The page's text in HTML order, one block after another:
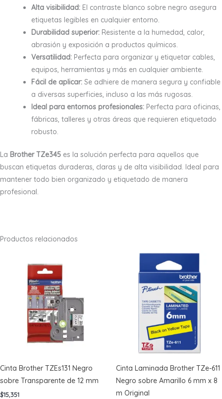
Alta visibilidad: El contraste blanco sobre negro asegura
etiquetas legibles en cualquier entorno.
Durabilidad superior: Resistente a la humedad, calor,
abrasión y exposición a productos químicos.
Versatilidad: Perfecta para organizar y etiquetar cables,
equipos, herramientas y más en cualquier ambiente.
Fácil de aplicar: Se adhiere de manera segura y confiable
a diversas superficies, incluso a las más rugosas.
Ideal para entornos profesionales: Perfecta para oficinas,
fábricas, talleres y otras áreas que requieren etiquetado
robusto.
La Brother TZe345 es la solución perfecta para aquellos que
buscan etiquetas duraderas, claras y de alta visibilidad. Ideal para
mantener todo bien organizado y etiquetado de manera
profesional.
Productos relacionados
Cinta Brother TZEs131 Negro
sobre Transparente de 12 mm
$15,351
Cinta Laminada Brother TZe-611
Negro sobre Amarillo 6 mm x 8
m Original